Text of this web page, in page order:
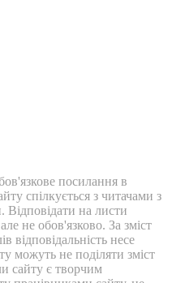
посилання в
спілкується з читачами з
на листи
не обов'язково. За зміст
відповідальність несе
можуть не поділяти зміст
сайту є творчим